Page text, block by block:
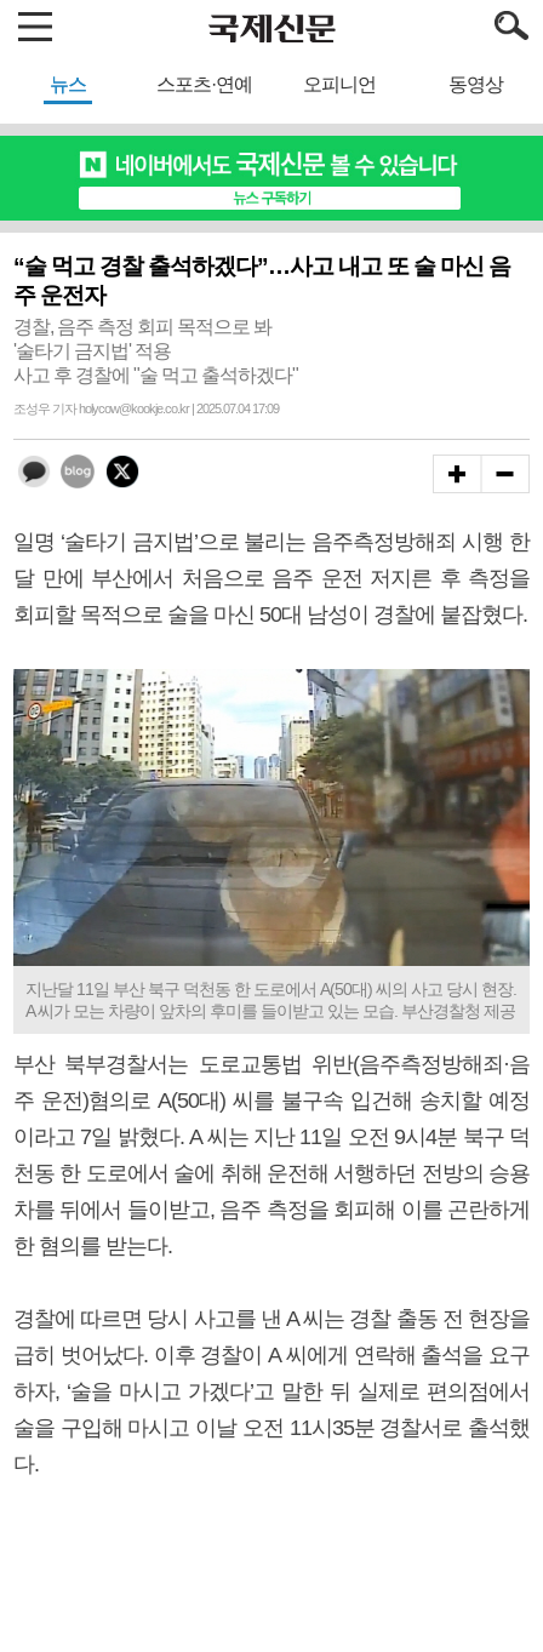
뉴스 스포츠·연예 오피니언 동영상
“술 먹고 경찰 출석하겠다”…사고 내고 또 술 마신 음
주 운전자
경찰, 음주 측정 회피 목적으로 봐
'술타기 금지법' 적용
사고 후 경찰에 "술 먹고 출석하겠다"
조성우 기자 holycow@kookje.co.kr | 2025.07.04 17:09
일명 ‘술타기 금지법’으로 불리는 음주측정방해죄 시행 한
달 만에 부산에서 처음으로 음주 운전 저지른 후 측정을
회피할 목적으로 술을 마신 50대 남성이 경찰에 붙잡혔다.
지난달 11일 부산 북구 덕천동 한 도로에서 A(50대) 씨의 사고 당시 현장.
A 씨가 모는 차량이 앞차의 후미를 들이받고 있는 모습. 부산경찰청 제공
부산 북부경찰서는 도로교통법 위반(음주측정방해죄·음
주 운전)혐의로 A(50대) 씨를 불구속 입건해 송치할 예정
이라고 7일 밝혔다. A 씨는 지난 11일 오전 9시4분 북구 덕
천동 한 도로에서 술에 취해 운전해 서행하던 전방의 승용
차를 뒤에서 들이받고, 음주 측정을 회피해 이를 곤란하게
한 혐의를 받는다.
경찰에 따르면 당시 사고를 낸 A 씨는 경찰 출동 전 현장을
급히 벗어났다. 이후 경찰이 A 씨에게 연락해 출석을 요구
하자, ‘술을 마시고 가겠다’고 말한 뒤 실제로 편의점에서
술을 구입해 마시고 이날 오전 11시35분 경찰서로 출석했
다.